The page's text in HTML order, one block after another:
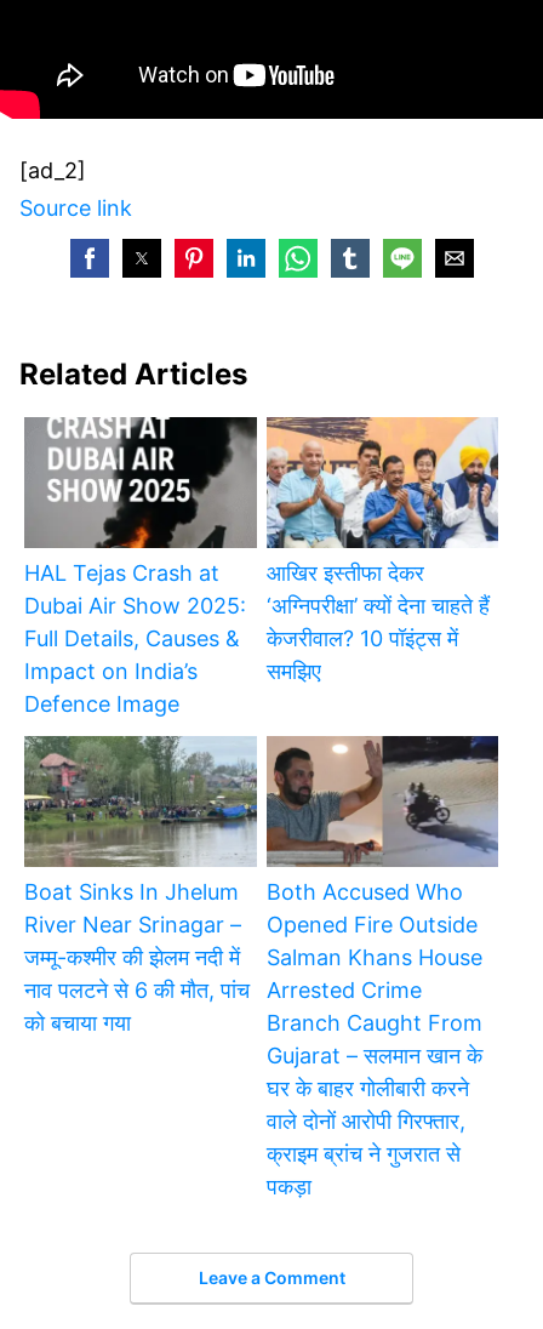
[ad_2]
Source link
Related Articles
HAL Tejas Crash at
Dubai Air Show 2025:
Full Details, Causes &
Impact on India’s
Defence Image
आखिर इस्तीफा देकर
‘अग्निपरीक्षा’ क्यों देना चाहते हैं
केजरीवाल? 10 पॉइंट्स में
समझिए
Boat Sinks In Jhelum
River Near Srinagar –
जम्मू-कश्मीर की झेलम नदी में
नाव पलटने से 6 की मौत, पांच
को बचाया गया
Both Accused Who
Opened Fire Outside
Salman Khans House
Arrested Crime
Branch Caught From
Gujarat – सलमान खान के
घर के बाहर गोलीबारी करने
वाले दोनों आरोपी गिरफ्तार,
क्राइम ब्रांच ने गुजरात से
पकड़ा
Leave a Comment